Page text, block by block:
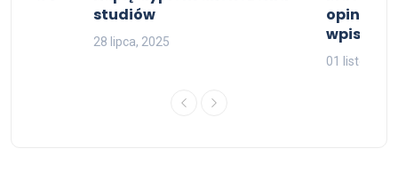
studiów
28 lipca, 2025
opinie ,
wpisem
01